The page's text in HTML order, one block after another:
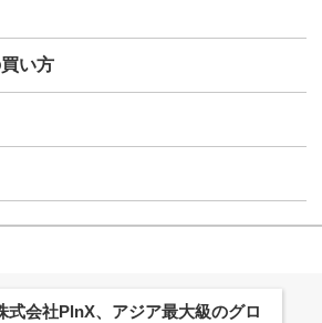
い方
式会社PlnX、アジア最大級のグロ